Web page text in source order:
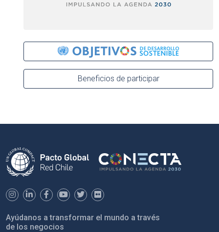
Beneficios de participar
Ayúdanos a transformar el mundo a través
de los negocios